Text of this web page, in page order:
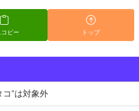
ピー トップ
コ”は対象外